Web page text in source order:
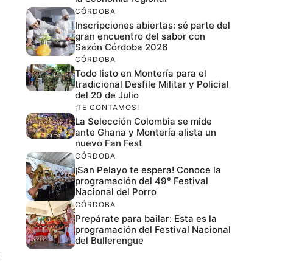
CÓRDOBA
Inscripciones abiertas: sé parte del
gran encuentro del sabor con
Sazón Córdoba 2026
CÓRDOBA
Todo listo en Montería para el
tradicional Desfile Militar y Policial
del 20 de Julio
¡TE CONTAMOS!
La Selección Colombia se mide
ante Ghana y Montería alista un
nuevo Fan Fest
CÓRDOBA
¡San Pelayo te espera! Conoce la
programación del 49° Festival
Nacional del Porro
CÓRDOBA
Prepárate para bailar: Esta es la
programación del Festival Nacional
del Bullerengue